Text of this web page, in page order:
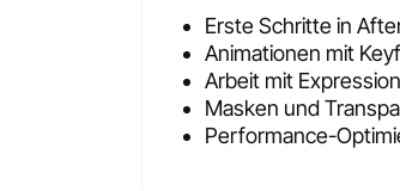
Erste Schritte in
Animationen mit
Arbeit mit
Masken und
Performance-